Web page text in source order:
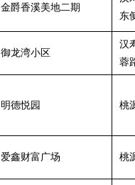
金爵香溪美地二期
东
御龙湾小区
汉
蓉
明德悦园 桃
爱鑫财富广场 桃